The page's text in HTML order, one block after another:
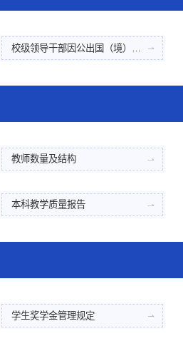
教师数量及结构
本科教学质量报告
学生奖学金管理规定